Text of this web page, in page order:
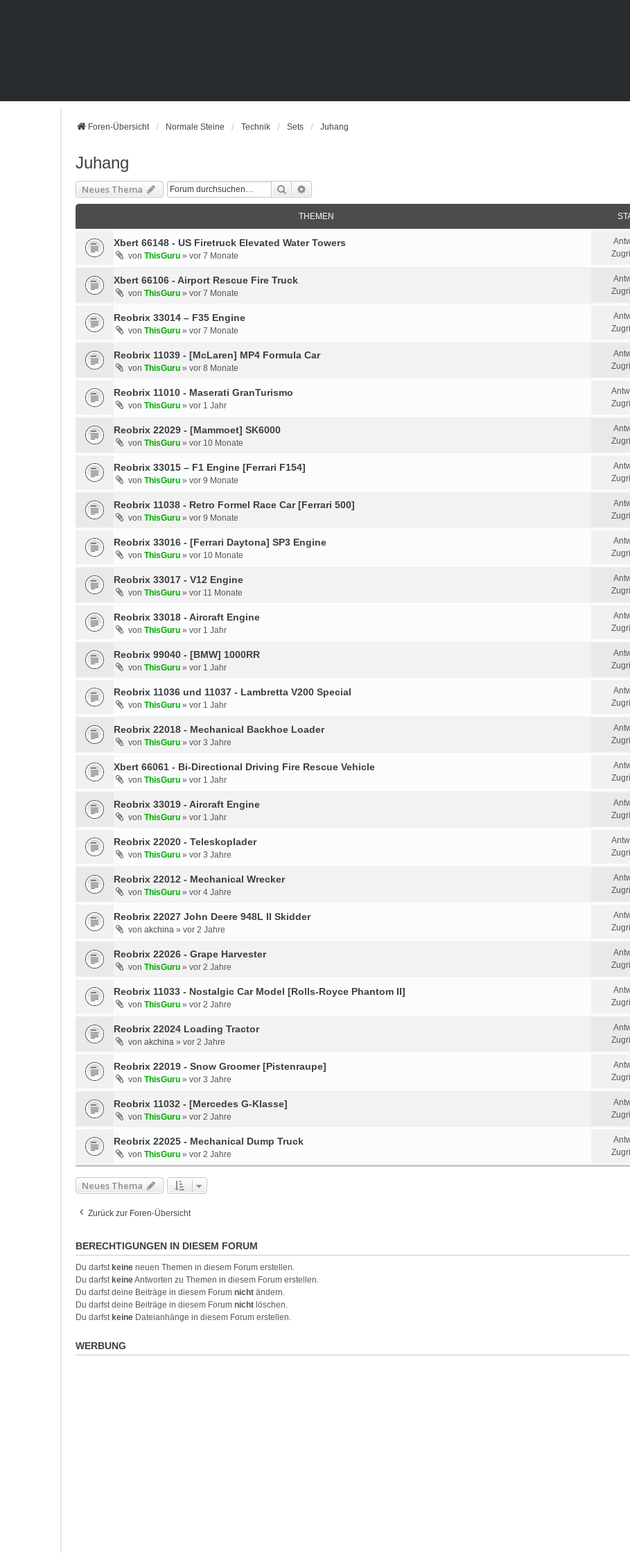
Foren-Übersicht Normale Steine Technik Sets Juhang
Juhang
Neues Thema Suche
THEMEN
Xbert 66148 - US Firetruck Elevated Water Towers
von ThisGuru » vor 7 Monate
Xbert 66106 - Airport Rescue Fire Truck
von ThisGuru » vor 7 Monate
Reobrix 33014 – F35 Engine
von ThisGuru » vor 7 Monate
Reobrix 11039 - [McLaren] MP4 Formula Car
von ThisGuru » vor 8 Monate
Reobrix 11010 - Maserati GranTurismo
von ThisGuru » vor 1 Jahr
Reobrix 22029 - [Mammoet] SK6000
von ThisGuru » vor 10 Monate
Reobrix 33015 – F1 Engine [Ferrari F154]
von ThisGuru » vor 9 Monate
Reobrix 11038 - Retro Formel Race Car [Ferrari 500]
von ThisGuru » vor 9 Monate
Reobrix 33016 - [Ferrari Daytona] SP3 Engine
von ThisGuru » vor 10 Monate
Reobrix 33017 - V12 Engine
von ThisGuru » vor 11 Monate
Reobrix 33018 - Aircraft Engine
von ThisGuru » vor 1 Jahr
Reobrix 99040 - [BMW] 1000RR
von ThisGuru » vor 1 Jahr
Reobrix 11036 und 11037 - Lambretta V200 Special
von ThisGuru » vor 1 Jahr
Reobrix 22018 - Mechanical Backhoe Loader
von ThisGuru » vor 3 Jahre
Xbert 66061 - Bi-Directional Driving Fire Rescue Vehicle
von ThisGuru » vor 1 Jahr
Reobrix 33019 - Aircraft Engine
von ThisGuru » vor 1 Jahr
Reobrix 22020 - Teleskoplader
von ThisGuru » vor 3 Jahre
Reobrix 22012 - Mechanical Wrecker
von ThisGuru » vor 4 Jahre
Reobrix 22027 John Deere 948L II Skidder
von akchina » vor 2 Jahre
Reobrix 22026 - Grape Harvester
von ThisGuru » vor 2 Jahre
Reobrix 11033 - Nostalgic Car Model [Rolls-Royce Phantom II]
von ThisGuru » vor 2 Jahre
Reobrix 22024 Loading Tractor
von akchina » vor 2 Jahre
Reobrix 22019 - Snow Groomer [Pistenraupe]
von ThisGuru » vor 3 Jahre
Reobrix 11032 - [Mercedes G-Klasse]
von ThisGuru » vor 2 Jahre
Reobrix 22025 - Mechanical Dump Truck
von ThisGuru » vor 2 Jahre
Neues Thema
Zurück zur Foren-Übersicht
BERECHTIGUNGEN IN DIESEM FORUM
Du darfst keine neuen Themen in diesem Forum erstellen.
Du darfst keineAntworten zu Themen in diesem Forum erstellen.
Du darfst deine Beiträge in diesem Forum nicht ändern.
Du darfst deine Beiträge in diesem Forum nicht löschen.
Du darfst keine Dateianhänge in diesem Forum erstellen.
WERBUNG